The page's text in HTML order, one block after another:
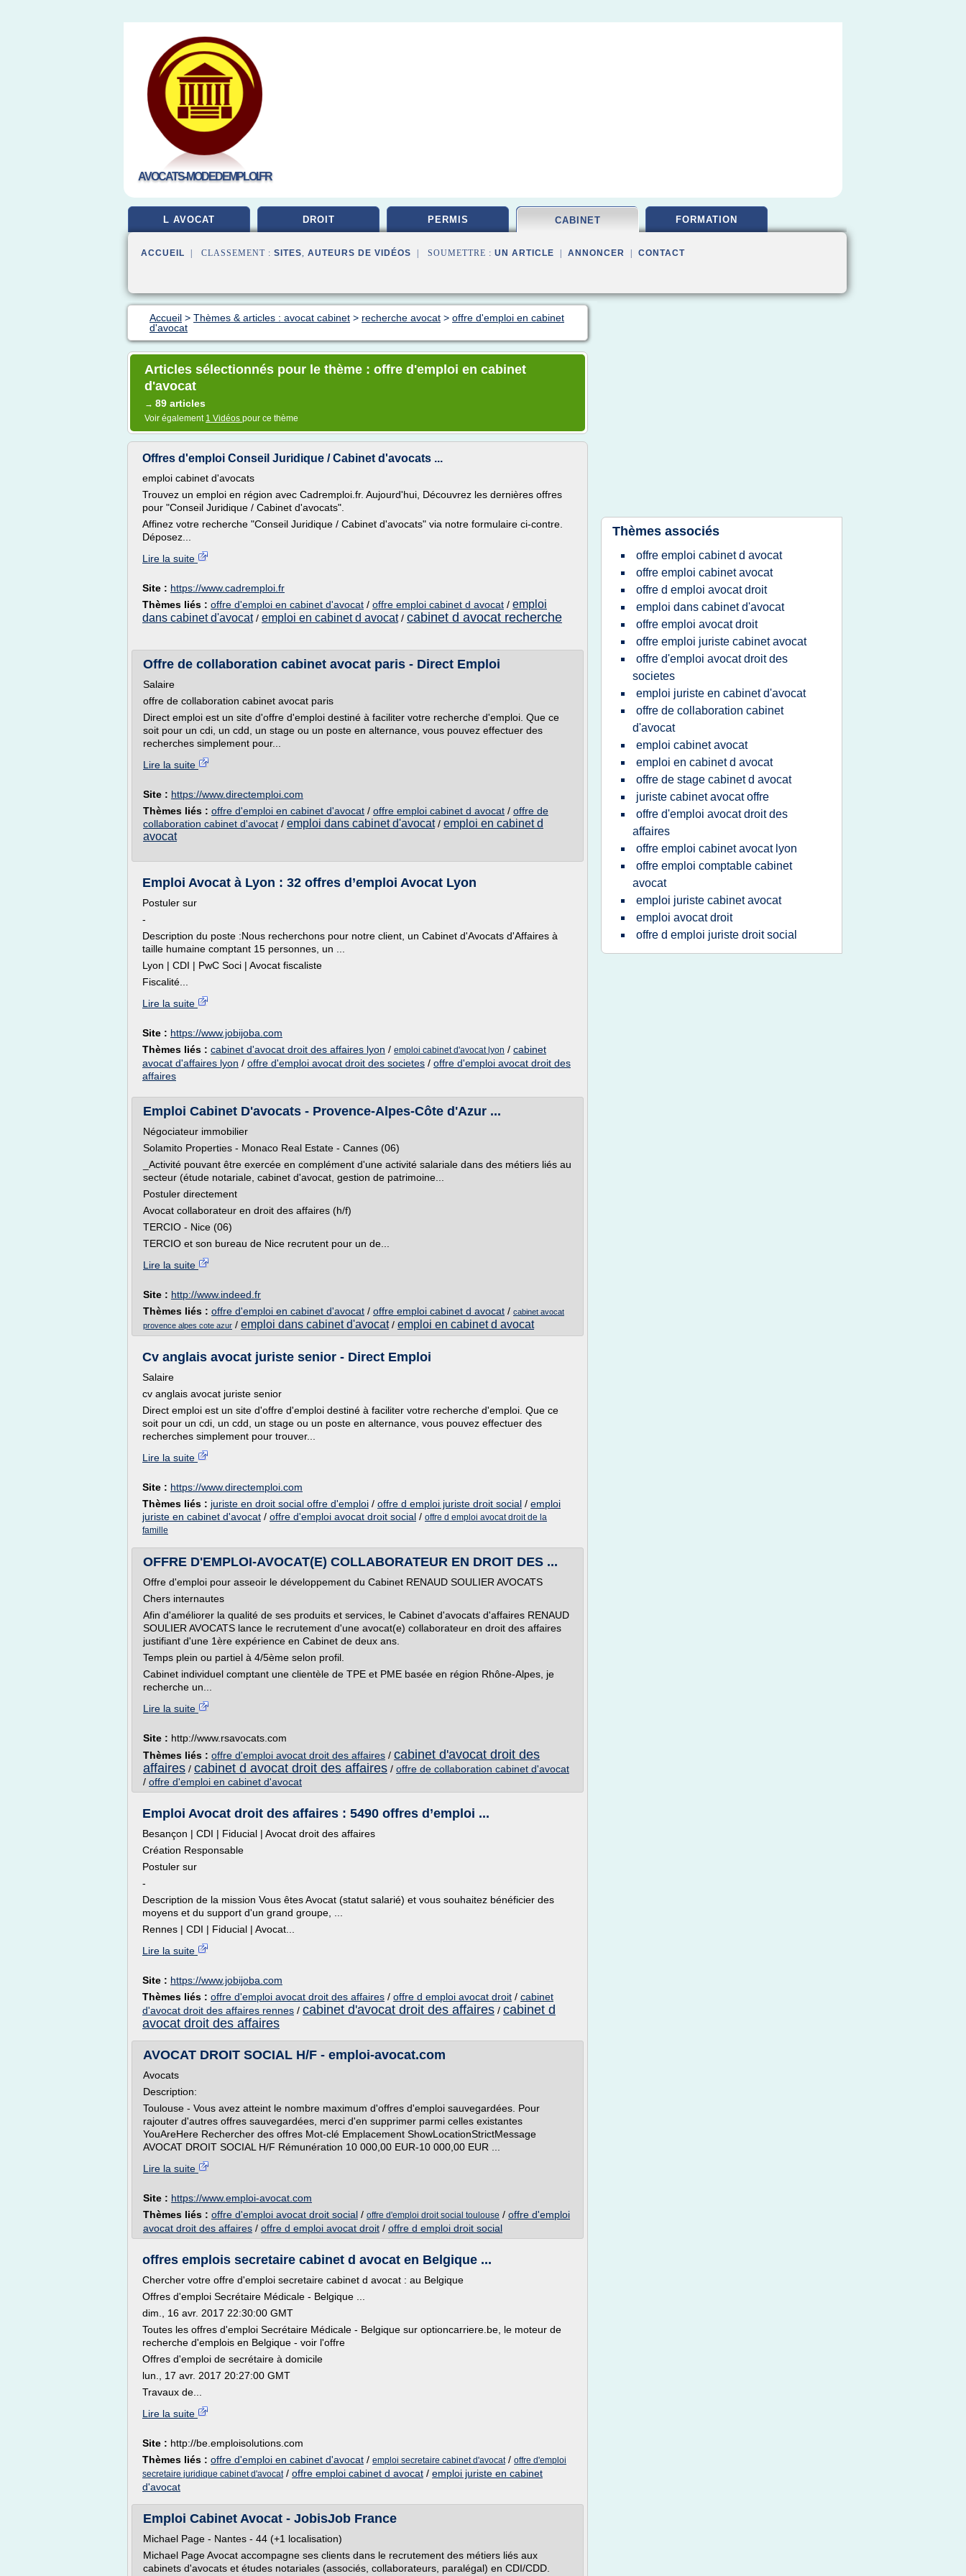
AVOCATS-MODEDEMPLOI.FR
L AVOCAT DROIT PERMIS CABINET FORMATION
ACCUEIL | CLASSEMENT : SITES, AUTEURS DE VIDÉOS | SOUMETTRE : UN ARTICLE ANNONCER CONTACT
Accueil > Thèmes & articles : avocat cabinet > recherche avocat > offre d'emploi en cabinet
d'avocat
Articles sélectionnés pour le thème : offre d'emploi en cabinet
d'avocat
→ 89 articles
Voir également 1 Vidéos pour ce thème
Offres d'emploi Conseil Juridique / Cabinet d'avocats ...
emploi cabinet d'avocats
Trouvez un emploi en région avec Cadremploi.fr. Aujourd'hui, Découvrez les dernières offres
pour "Conseil Juridique / Cabinet d'avocats".
Affinez votre recherche "Conseil Juridique / Cabinet d'avocats" via notre formulaire ci-contre.
Déposez...
Lire la suite
Site : https://www.cadremploi.fr
Thèmes liés : offre d'emploi en cabinet d'avocat / offre emploi cabinet d avocat / emploi
dans cabinet d'avocat/ emploi en cabinet d avocat/ cabinet d avocat recherche
Offre de collaboration cabinet avocat paris - Direct Emploi
Salaire
offre de collaboration cabinet avocat paris
Direct emploi est un site d'offre d'emploi destiné à faciliter votre recherche d'emploi. Que ce
soit pour un cdi, un cdd, un stage ou un poste en alternance, vous pouvez effectuer des
recherches simplement pour...
Lire la suite
Site : https://www.directemploi.com
Thèmes liés : offre d'emploi en cabinet d'avocat / offre emploi cabinet d avocat / offre de
collaboration cabinet d'avocat / emploi dans cabinet d'avocat/ emploi en cabinet d
avocat
Emploi Avocat à Lyon : 32 offres d’emploi Avocat Lyon
Postuler sur
-
Description du poste :Nous recherchons pour notre client, un Cabinet d'Avocats d'Affaires à
taille humaine comptant 15 personnes, un ...
Lyon | CDI | PwC Soci | Avocat fiscaliste
Fiscalité...
Lire la suite
Site : https://www.jobijoba.com
Thèmes liés : cabinet d'avocat droit des affaires lyon / emploi cabinet d'avocat lyon / cabinet
avocat d'affaires lyon / offre d'emploi avocat droit des societes / offre d'emploi avocat droit des
affaires
Emploi Cabinet D'avocats - Provence-Alpes-Côte d'Azur ...
Négociateur immobilier
Solamito Properties - Monaco Real Estate - Cannes (06)
_Activité pouvant être exercée en complément d'une activité salariale dans des métiers liés au
secteur (étude notariale, cabinet d'avocat, gestion de patrimoine...
Postuler directement
Avocat collaborateur en droit des affaires (h/f)
TERCIO - Nice (06)
TERCIO et son bureau de Nice recrutent pour un de...
Lire la suite
Site : http://www.indeed.fr
Thèmes liés : offre d'emploi en cabinet d'avocat / offre emploi cabinet d avocat / cabinet avocat
provence alpes cote azur / emploi dans cabinet d'avocat/ emploi en cabinet d avocat
Cv anglais avocat juriste senior - Direct Emploi
Salaire
cv anglais avocat juriste senior
Direct emploi est un site d'offre d'emploi destiné à faciliter votre recherche d'emploi. Que ce
soit pour un cdi, un cdd, un stage ou un poste en alternance, vous pouvez effectuer des
recherches simplement pour trouver...
Lire la suite
Site : https://www.directemploi.com
Thèmes liés : juriste en droit social offre d'emploi / offre d emploi juriste droit social / emploi
juriste en cabinet d'avocat / offre d'emploi avocat droit social / offre d emploi avocat droit de la
famille
OFFRE D'EMPLOI-AVOCAT(E) COLLABORATEUR EN DROIT DES ...
Offre d'emploi pour asseoir le développement du Cabinet RENAUD SOULIER AVOCATS
Chers internautes
Afin d'améliorer la qualité de ses produits et services, le Cabinet d'avocats d'affaires RENAUD
SOULIER AVOCATS lance le recrutement d'une avocat(e) collaborateur en droit des affaires
justifiant d'une 1ère expérience en Cabinet de deux ans.
Temps plein ou partiel à 4/5ème selon profil.
Cabinet individuel comptant une clientèle de TPE et PME basée en région Rhône-Alpes, je
recherche un...
Lire la suite
Site : http://www.rsavocats.com
Thèmes liés : offre d'emploi avocat droit des affaires / cabinet d'avocat droit des
affaires / cabinet d avocat droit des affaires / offre de collaboration cabinet d'avocat
/ offre d'emploi en cabinet d'avocat
Emploi Avocat droit des affaires : 5490 offres d’emploi ...
Besançon | CDI | Fiducial | Avocat droit des affaires
Création Responsable
Postuler sur
-
Description de la mission Vous êtes Avocat (statut salarié) et vous souhaitez bénéficier des
moyens et du support d'un grand groupe, ...
Rennes | CDI | Fiducial | Avocat...
Lire la suite
Site : https://www.jobijoba.com
Thèmes liés : offre d'emploi avocat droit des affaires / offre d emploi avocat droit / cabinet
d'avocat droit des affaires rennes / cabinet d'avocat droit des affaires / cabinet d
avocat droit des affaires
AVOCAT DROIT SOCIAL H/F - emploi-avocat.com
Avocats
Description:
Toulouse - Vous avez atteint le nombre maximum d'offres d'emploi sauvegardées. Pour
rajouter d'autres offres sauvegardées, merci d'en supprimer parmi celles existantes
YouAreHere Rechercher des offres Mot-clé Emplacement ShowLocationStrictMessage
AVOCAT DROIT SOCIAL H/F Rémunération 10 000,00 EUR-10 000,00 EUR ...
Lire la suite
Site : https://www.emploi-avocat.com
Thèmes liés : offre d'emploi avocat droit social / offre d'emploi droit social toulouse / offre d'emploi
avocat droit des affaires / offre d emploi avocat droit / offre d emploi droit social
offres emplois secretaire cabinet d avocat en Belgique ...
Chercher votre offre d'emploi secretaire cabinet d avocat : au Belgique
Offres d'emploi Secrétaire Médicale - Belgique ...
dim., 16 avr. 2017 22:30:00 GMT
Toutes les offres d'emploi Secrétaire Médicale - Belgique sur optioncarriere.be, le moteur de
recherche d'emplois en Belgique - voir l'offre
Offres d'emploi de secrétaire à domicile
lun., 17 avr. 2017 20:27:00 GMT
Travaux de...
Lire la suite
Site : http://be.emploisolutions.com
Thèmes liés : offre d'emploi en cabinet d'avocat / emploi secretaire cabinet d'avocat/ offre d'emploi
secretaire juridique cabinet d'avocat/ offre emploi cabinet d avocat / emploi juriste en cabinet
d'avocat
Emploi Cabinet Avocat - JobisJob France
Michael Page - Nantes - 44 (+1 localisation)
Michael Page Avocat accompagne ses clients dans le recrutement des métiers liés aux
cabinets d'avocats et études notariales (associés, collaborateurs, paralégal) en CDI/CDD.
Thèmes associés
offre emploi cabinet d avocat
offre emploi cabinet avocat
offre d emploi avocat droit
emploi dans cabinet d'avocat
offre emploi avocat droit
offre emploi juriste cabinet avocat
offre d'emploi avocat droit des
societes
emploi juriste en cabinet d'avocat
offre de collaboration cabinet
d'avocat
emploi cabinet avocat
emploi en cabinet d avocat
offre de stage cabinet d avocat
juriste cabinet avocat offre
offre d'emploi avocat droit des
affaires
offre emploi cabinet avocat lyon
offre emploi comptable cabinet
avocat
emploi juriste cabinet avocat
emploi avocat droit
offre d emploi juriste droit social